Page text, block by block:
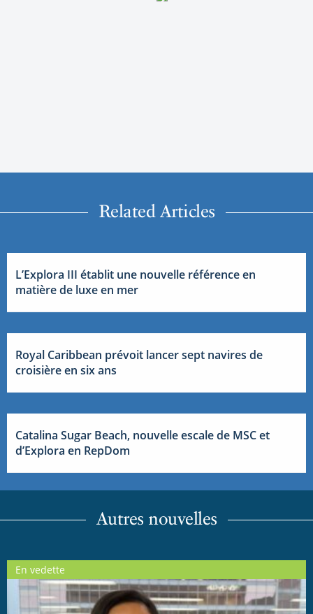
Related Articles
L’Explora III établit une nouvelle référence en
matière de luxe en mer
Royal Caribbean prévoit lancer sept navires de
croisière en six ans
Catalina Sugar Beach, nouvelle escale de MSC et
d’Explora en RepDom
Autres nouvelles
En vedette